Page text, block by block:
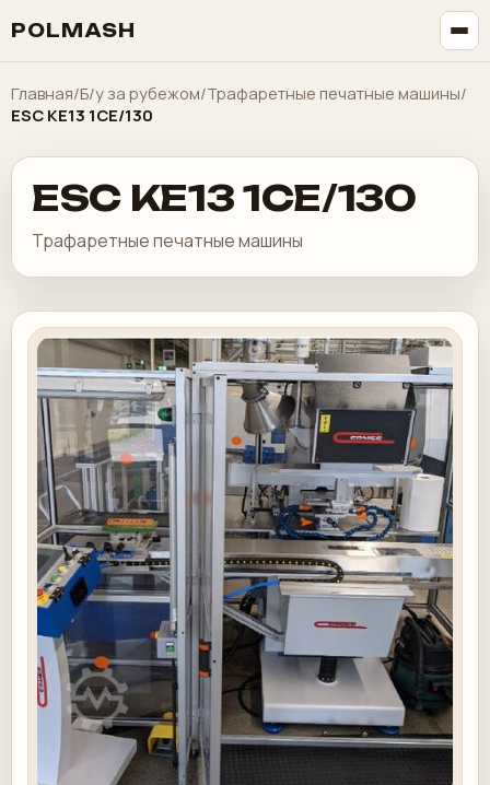
POLMASH
Главная/Б/у за рубежом/Трафаретные печатные машины/
ESC KE13 1CE/130
ESC KE13 1CE/130
Трафаретные печатные машины